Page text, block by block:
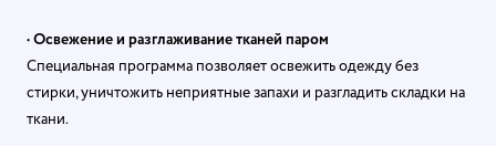
• Освежение и разглаживание тканей паром
Специальная программа позволяет освежить одежду без
стирки, уничтожить неприятные запахи и разгладить складки на
ткани.